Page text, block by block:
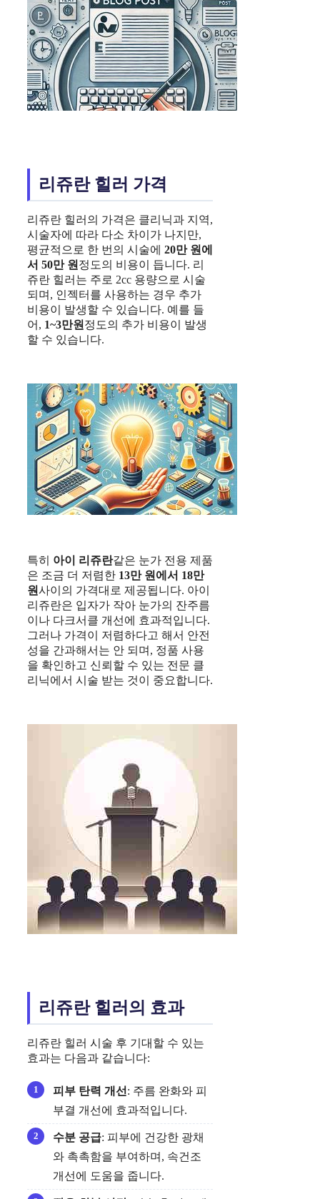
리쥬란 힐러 가격
리쥬란 힐러의 가격은 클리닉과 지역,
시술자에 따라 다소 차이가 나지만,
평균적으로 한 번의 시술에 20만 원에
서 50만 원 정도의 비용이 듭니다. 리
쥬란 힐러는 주로 2cc 용량으로 시술
되며, 인젝터를 사용하는 경우 추가
비용이 발생할 수 있습니다. 예를 들
어, 1~3만원 정도의 추가 비용이 발생
할 수 있습니다.
특히 아이 리쥬란같은 눈가 전용 제품
은 조금 더 저렴한 13만 원에서 18만
원사이의 가격대로 제공됩니다. 아이
리쥬란은 입자가 작아 눈가의 잔주름
이나 다크서클 개선에 효과적입니다.
그러나 가격이 저렴하다고 해서 안전
성을 간과해서는 안 되며, 정품 사용
을 확인하고 신뢰할 수 있는 전문 클
리닉에서 시술 받는 것이 중요합니다.
리쥬란 힐러의 효과
리쥬란 힐러 시술 후 기대할 수 있는
효과는 다음과 같습니다:
피부 탄력 개선 : 주름 완화와 피
부결 개선에 효과적입니다.
수분 공급: 피부에 건강한 광채
와 촉촉함을 부여하며, 속건조
개선에 도움을 줍니다.